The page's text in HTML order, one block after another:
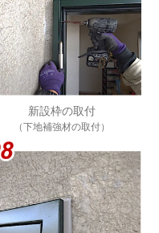
新設枠の取付
（下地補強材の取付）